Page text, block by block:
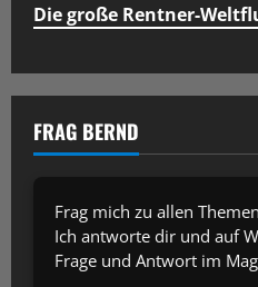
Die große Rentner-
FRAG BERND
Frag mich zu allen
Ich antworte dir und auf
Frage und Antwort im